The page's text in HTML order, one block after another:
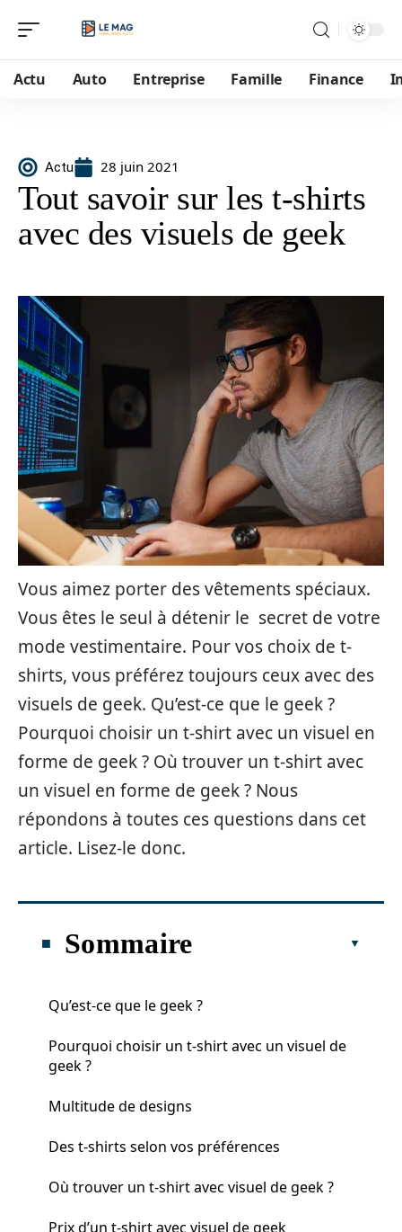
Actu Auto Entreprise Famille Finance
Actu 28 juin 2021
Tout savoir sur les t-shirts
avec des visuels de geek
Vous aimez porter des vêtements spéciaux.
Vous êtes le seul à détenir le secret de votre
mode vestimentaire. Pour vos choix de t-
shirts, vous préférez toujours ceux avec des
visuels de geek. Qu’est-ce que le geek ?
Pourquoi choisir un t-shirt avec un visuel en
forme de geek ? Où trouver un t-shirt avec
un visuel en forme de geek ? Nous
répondons à toutes ces questions dans cet
article. Lisez-le donc.
Sommaire
Qu’est-ce que le geek ?
Pourquoi choisir un t-shirt avec un visuel de
geek ?
Multitude de designs
Des t-shirts selon vos préférences
Où trouver un t-shirt avec visuel de geek ?
Prix d’un t-shirt avec visuel de geek